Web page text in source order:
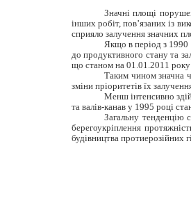
Значні площі
інших робіт, пов’язаних із
сприяло залучення значних
Якщо в період з 1990
до продуктивного стану та
що станом на 01.01.2011 року
Таким чином значна
зміни пріоритетів їх
Менш інтенсивно
та валів-канав у 1995 році
Загальну тенденцію
берегоукріплення
будівництва протиерозійних